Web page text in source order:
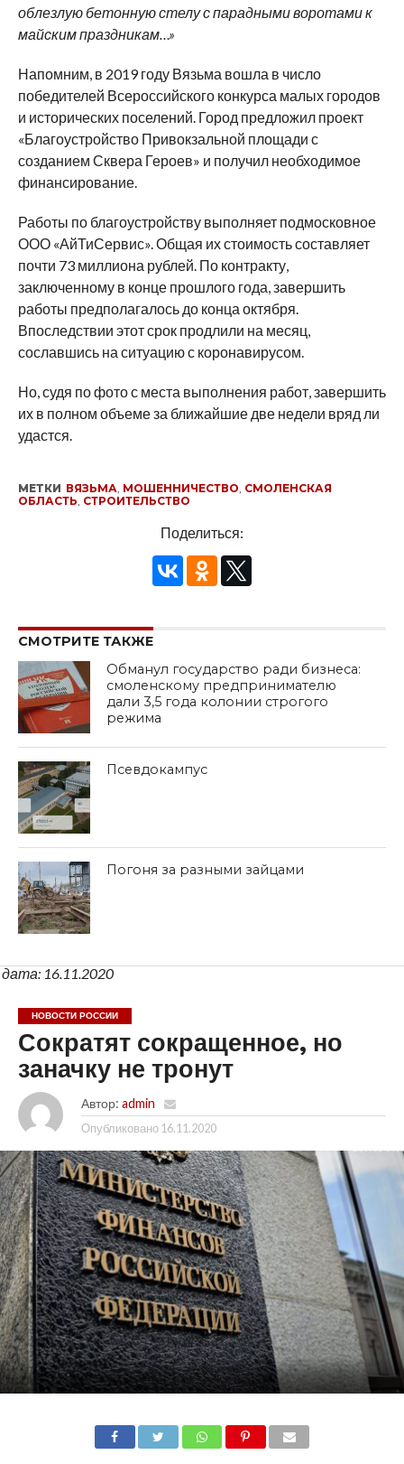
облезлую бетонную стелу с парадными воротами к
майским праздникам…»
Напомним, в 2019 году Вязьма вошла в число
победителей Всероссийского конкурса малых городов
и исторических поселений. Город предложил проект
«Благоустройство Привокзальной площади с
созданием Сквера Героев» и получил необходимое
финансирование.
Работы по благоустройству выполняет подмосковное
ООО «АйТиСервис». Общая их стоимость составляет
почти 73 миллиона рублей. По контракту,
заключенному в конце прошлого года, завершить
работы предполагалось до конца октября.
Впоследствии этот срок продлили на месяц,
сославшись на ситуацию с коронавирусом.
Но, судя по фото с места выполнения работ, завершить
их в полном объеме за ближайшие две недели вряд ли
удастся.
МЕТКИ ВЯЗЬМА МОШЕННИЧЕСТВО СМОЛЕНСКАЯ
ОБЛАСТЬ СТРОИТЕЛЬСТВО
Поделиться:
СМОТРИТЕ ТАКЖЕ
Обманул государство ради бизнеса:
смоленскому предпринимателю
дали 3,5 года колонии строгого
режима
Псевдокампус
Погоня за разными зайцами
дата: 16.11.2020
НОВОСТИ РОССИИ
Сократят сокращенное, но
заначку не тронут
Автор: admin
Опубликовано 16.11.2020